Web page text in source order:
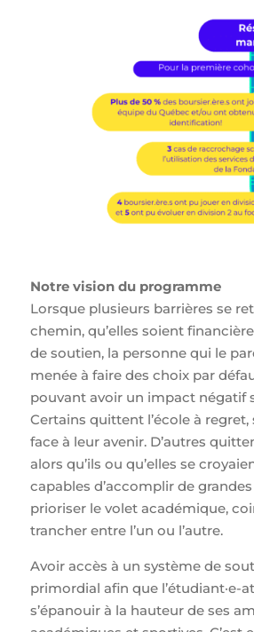
Notre vision du programme
Lorsque plusieurs barrières se
chemin, qu’elles soient
de soutien, la personne qui le
menée à faire des choix par
pouvant avoir un impact négatif
Certains quittent l’école à
face à leur avenir. D’autres
alors qu’ils ou qu’elles se
capables d’accomplir de
prioriser le volet académique,
trancher entre l’un ou l’autre.​
​Avoir accès à un système de
primordial afin que l’étudiant·e-
s’épanouir à la hauteur de ses